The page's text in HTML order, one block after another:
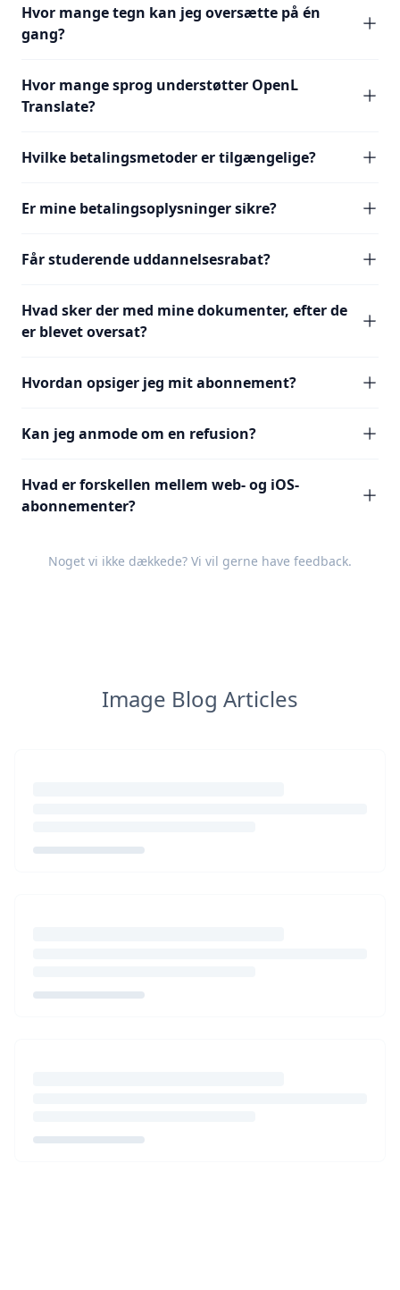
Hvor mange tegn kan jeg oversætte på én
gang?
Hvor mange sprog understøtter OpenL
Translate?
Hvilke betalingsmetoder er tilgængelige?
Er mine betalingsoplysninger sikre?
Får studerende uddannelsesrabat?
Hvad sker der med mine dokumenter, efter de
er blevet oversat?
Hvordan opsiger jeg mit abonnement?
Kan jeg anmode om en refusion?
Hvad er forskellen mellem web- og iOS-
abonnementer?
Noget vi ikke dækkede? Vi vil gerne have feedback.
Image Blog Articles